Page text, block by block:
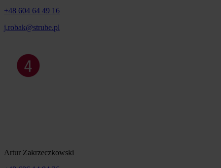
+48 604 64 49 16
j.robak@strube.pl
Artur Zakrzeczkowski